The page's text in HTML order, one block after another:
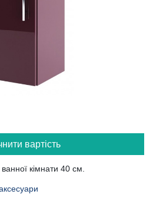
вартість
кімнати 40 см.